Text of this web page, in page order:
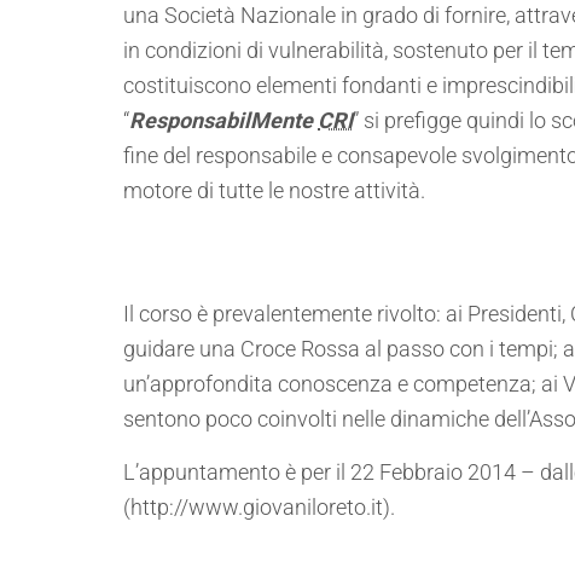
una Società Nazionale in grado di fornire,
in condizioni di vulnerabilità, sostenuto per il
costituiscono elementi fondanti e
“ResponsabilMente CRI” si prefigge quindi lo
fine del responsabile e consapevole
motore di tutte le nostre attività.
Il corso è prevalentemente rivolto: ai
guidare una Croce Rossa al passo con i tempi;
un’approfondita conoscenza e competenza;
sentono poco coinvolti nelle dinamiche
L’appuntamento è per il 22 Febbraio 2014 –
(http://www.giovaniloreto.it).